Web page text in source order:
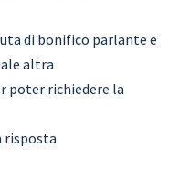
di bonifico parlante e
altra
poter richiedere la
risposta